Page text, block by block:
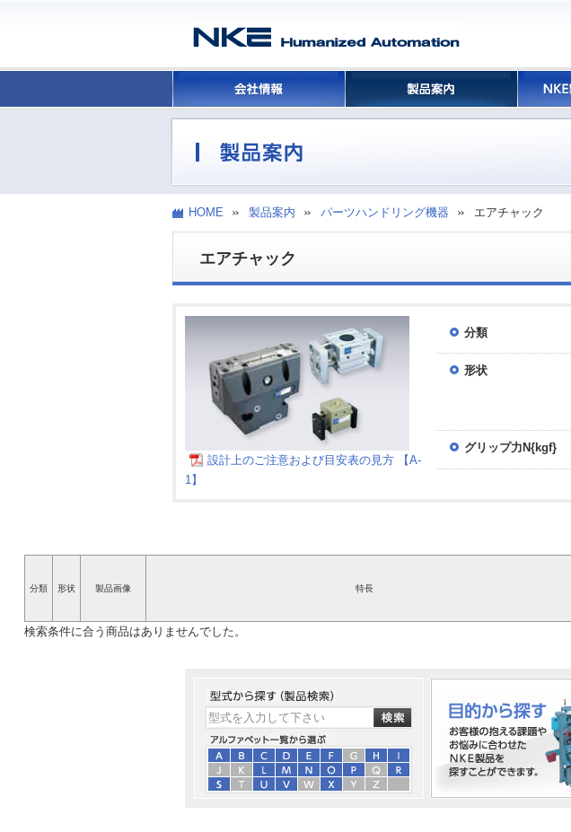
HOME 製品案内 パーツハンドリング機器 エアチャック
エアチャック
設計上のご注意および目安表の見方 【A-
1】
分類
形状
グリップ力N{kgf}
分類 形状 製品画像 特長
検索条件に合う商品はありませんでした。